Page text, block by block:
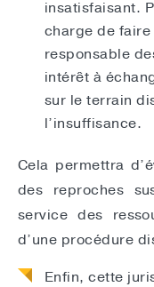
insatisfaisant.
charge de
responsable
intérêt à
sur le terrain
l’insuffisance.
Cela permettra
des reproches
service des
d’une procédure
Enfin, cette